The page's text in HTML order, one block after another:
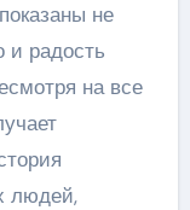
не
и радость
на все
людей,